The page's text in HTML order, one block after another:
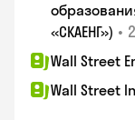
«СКАЕНГ») •
Wall Street
Wall Street